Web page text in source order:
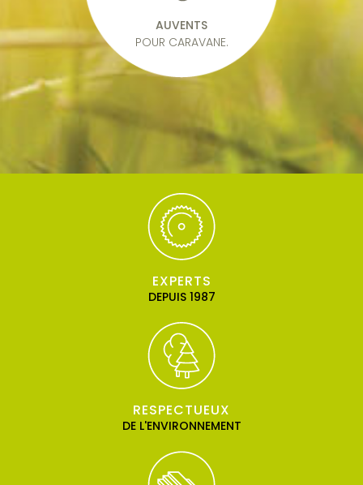
AUVENTS
POUR CARAVANE.
EXPERTS
DEPUIS 1987
RESPECTUEUX
DE L'ENVIRONNEMENT